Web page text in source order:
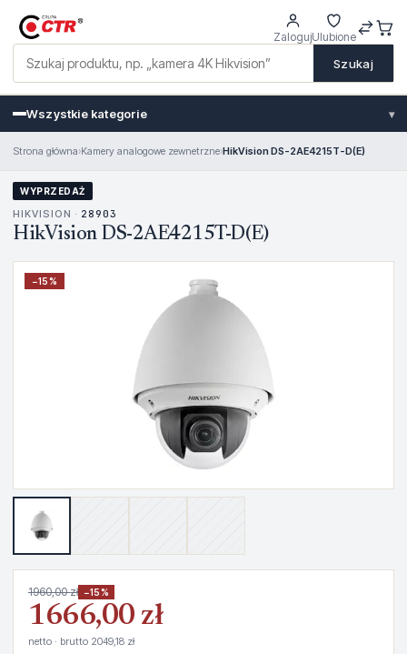
Szukaj
ZalogujUlubione
Wszystkie kategorie ▾
Strona główna›Kamery analogowe zewnetrzne›HikVision DS-2AE4215T-D(E)
WYPRZEDAŻ
HIKVISION · 28903
HikVision DS-2AE4215T-D(E)
−15%
1960,00 zł −15%
1666,00 zł
netto · brutto 2049,18 zł